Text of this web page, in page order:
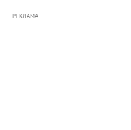
РЕКЛАМА